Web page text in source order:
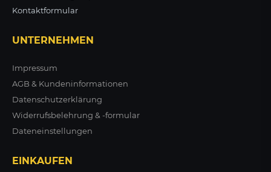
Kontaktformular
UNTERNEHMEN
Impressum
AGB & Kundeninformationen
Datenschutzerklärung
Widerrufsbelehrung & -formular
Dateneinstellungen
EINKAUFEN